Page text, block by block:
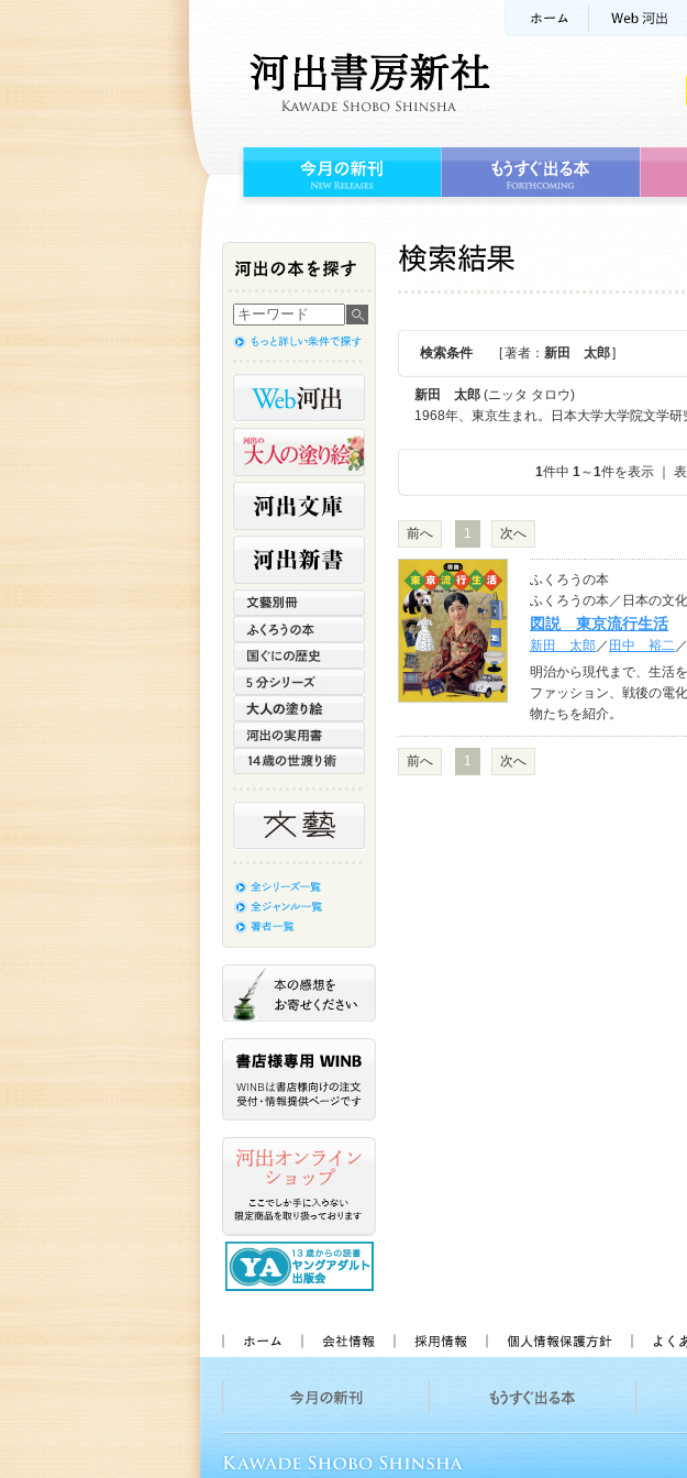
検索条件 [ 著者： 新田 太郎]
新田 太郎 (ニッタ タロウ)
1968年、東京生まれ。日本大学大学院文学
1件中 1～1件を表示 ｜
前へ 1 次へ
ふくろうの本
ふくろうの本／日本の文化
図説 東京流行生活
新田 太郎／ 田中 裕二／
明治から現代まで、生活
ファッション、戦後の電
物たちを紹介。
前へ 1 次へ